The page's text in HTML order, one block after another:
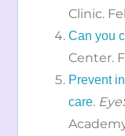
Clinic.
Can you
Center.
Prevent
care.